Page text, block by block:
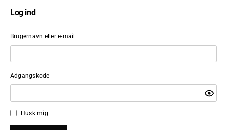
Log ind
Brugernavn eller e-mail
Adgangskode
Husk mig